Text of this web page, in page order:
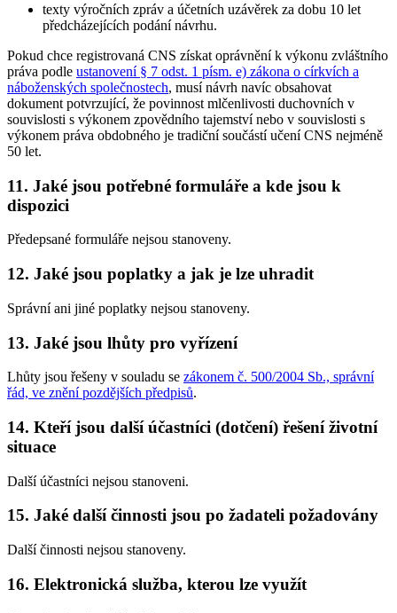
texty výročních zpráv a účetních uzávěrek za dobu 10 let
předcházejících podání návrhu.
Pokud chce registrovaná CNS získat oprávnění k výkonu zvláštního
práva podle ustanovení § 7 odst. 1 písm. e) zákona o církvích a
náboženských společnostech, musí návrh navíc obsahovat
dokument potvrzující, že povinnost mlčenlivosti duchovních v
souvislosti s výkonem zpovědního tajemství nebo v souvislosti s
výkonem práva obdobného je tradiční součástí učení CNS nejméně
50 let.
11. Jaké jsou potřebné formuláře a kde jsou k
dispozici
Předepsané formuláře nejsou stanoveny.
12. Jaké jsou poplatky a jak je lze uhradit
Správní ani jiné poplatky nejsou stanoveny.
13. Jaké jsou lhůty pro vyřízení
Lhůty jsou řešeny v souladu se zákonem č. 500/2004 Sb., správní
řád, ve znění pozdějších předpisů.
14. Kteří jsou další účastníci (dotčení) řešení životní
situace
Další účastníci nejsou stanoveni.
15. Jaké další činnosti jsou po žadateli požadovány
Další činnosti nejsou stanoveny.
16. Elektronická služba, kterou lze využít